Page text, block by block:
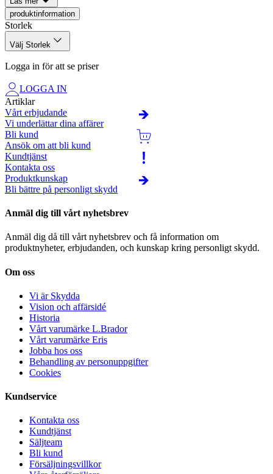
Tillverkad av transparent och bekvämt silikon, erbjuder
CleanSpace halvmask både funktionalitet och komfort.
Underhållet är enkelt för CleanSpace halvmask, då den kan
rengöras med mild tvål och vatten, torkas av med en luddfri
trasa eller papper, eller desinficeras med alkoholbaserade
våtservetter.
Överensstämmer med EN12942:1998+A2:2008 TM3
produktinformation
Storlek
Välj Storlek
Logga in för att se priser
LOGGA IN
Artiklar
Vårt erbjudande
Vi underlättar dina affärer
Bli kund
Ansök om att bli kund
Kundtjänst
Kontakta oss
Produktkunskap
Bli bättre på personligt skydd
Anmäl dig till vårt nyhetsbrev
Anmäl dig då till vårt nyhetsbrev och få information om
produktnyheter, erbjudanden, och kunskap kring personligt skydd.
Om oss
Vi är Skydda
Vision och affärsidé
Historia
Vårt varumärke L.Brador
Vårt varumärke Eris
Jobba hos oss
Behandling av personuppgifter
Cookies
Kundservice
Kontakta oss
Kundtjänst
Säljteam
Bli kund
Försäljningsvillkor